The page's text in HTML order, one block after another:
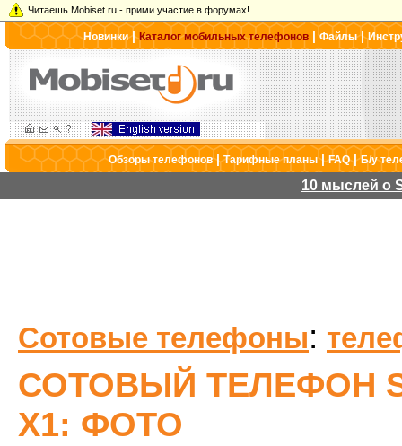
Читаешь Mobiset.ru - прими участие в форумах!
Новинки|Каталог мобильных телефонов |Файлы|
Обзоры телефонов|Тарифные планы|FAQ|Б/у
10 мыслей о
Сотовые телефоны:
СОТОВЫЙ ТЕЛЕФОН
X1: ФОТО